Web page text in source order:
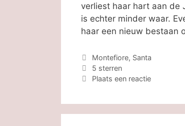
verliest haar hart aan de
is echter minder waar.
haar een nieuw bestaan
Categorieën
Montefiore, Santa
Tags
5 sterren
Plaats een reactie